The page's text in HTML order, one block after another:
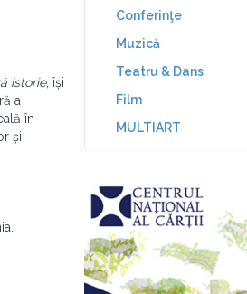
istorie, își
a
în
și
Conferinţe
Muzică
Teatru & Dans
Film
MULTIART